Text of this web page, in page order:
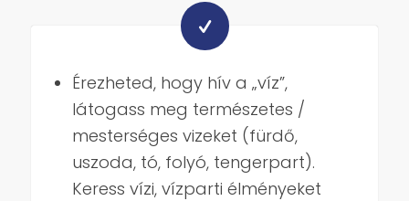
Érezheted, hogy hív a „víz”,
látogass meg természetes /
mesterséges vizeket (fürdő,
uszoda, tó, folyó, tengerpart).
Keress vízi, vízparti élményeket